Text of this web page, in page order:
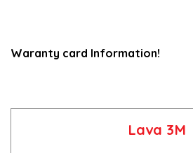
Waranty card Information!
Lava 3M